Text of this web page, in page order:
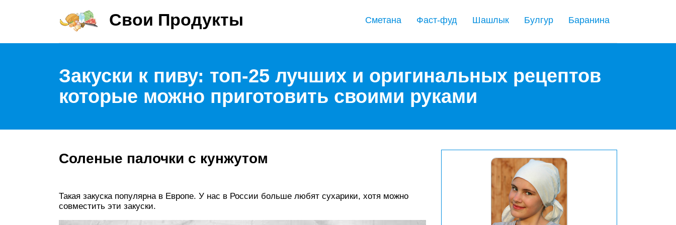
Свои Продукты Баранина
Булгур
Шашлык
Фаст-фуд
Сметана
Закуски к пиву: топ-25 лучших и оригинальных рецептов
которые можно приготовить своими руками
Соленые палочки с кунжутом
Такая закуска популярна в Европе. У нас в России больше любят сухарики, хотя можно
совместить эти закуски.